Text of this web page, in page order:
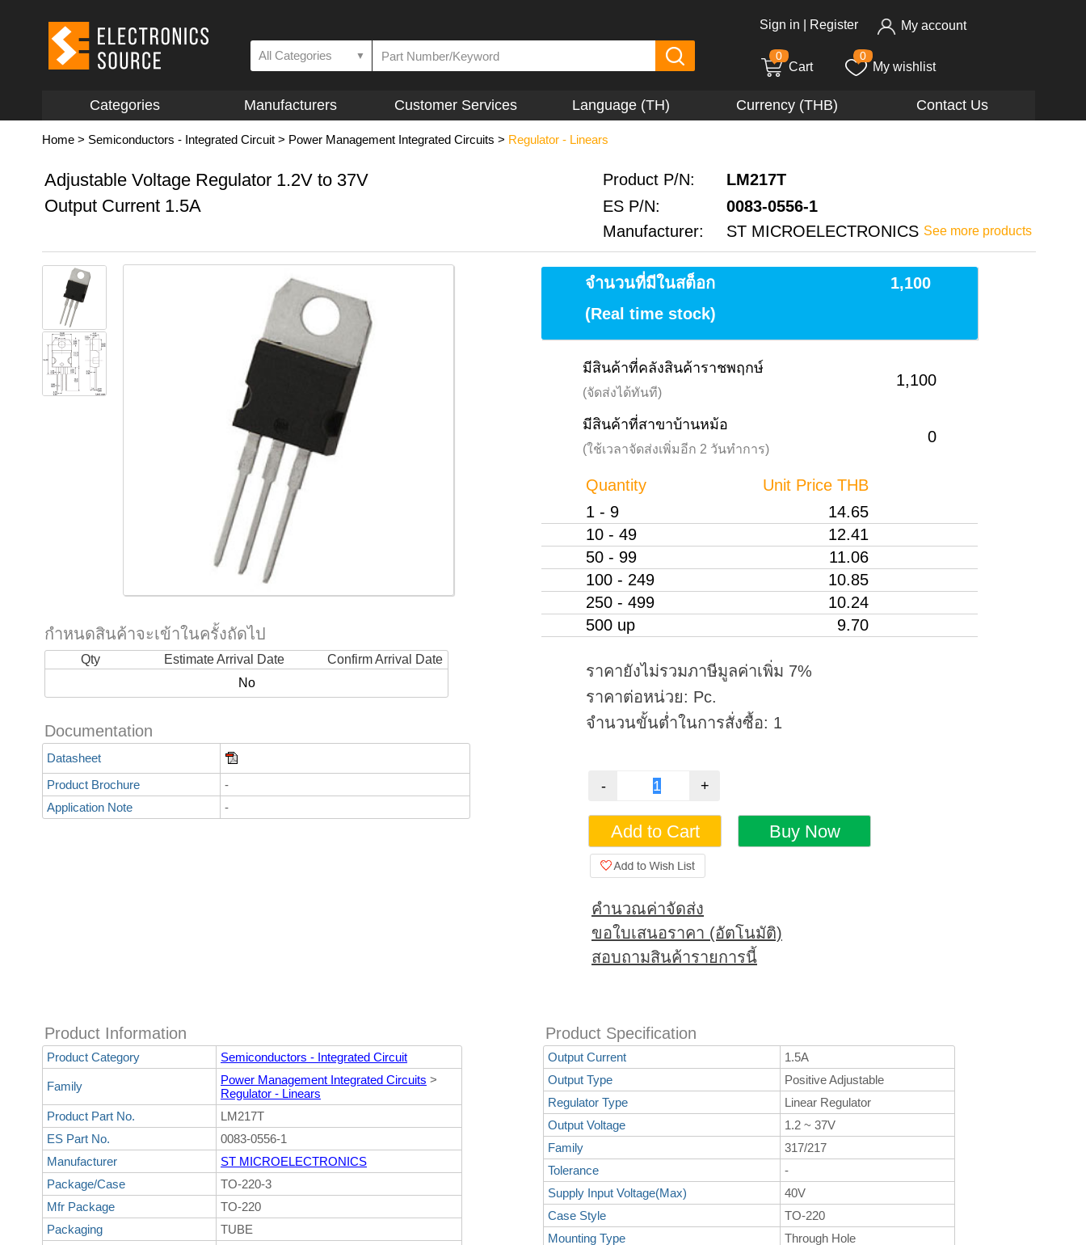
All Categories ▼
Sign in Register My account
0
Cart
0
My wishlist
Categories Manufacturers Customer Services Language (TH) Currency (THB) Contact Us
Home > Semiconductors - Integrated Circuit > Power Management Integrated Circuits > Regulator - Linears
Adjustable Voltage Regulator 1.2V to 37V Product P/N: LM217T
Output Current 1.5A ES P/N:
0083-0556-1
Manufacturer:
ST MICROELECTRONICS See more products
กำหนดสินค้าจะเข้าในครั้งถัดไป
Qty Estimate Arrival Date
Confirm Arrival Date
No
Documentation
Datasheet
Product Brochure
-
Application Note
-
จำนวนที่มีในสต็อก
1,100
(Real time stock)
มีสินค้าที่คลังสินค้าราชพฤกษ์
(จัดส่งได้ทันที)
1,100
มีสินค้าที่สาขาบ้านหม้อ
(ใช้เวลาจัดส่งเพิ่มอีก 2 วันทำการ)
0
Quantity
Unit Price THB
1 - 9
14.65
10 - 49
12.41
50 - 99
11.06
100 - 249
10.85
250 - 499
10.24
500 up
9.70
ราคายังไม่รวมภาษีมูลค่าเพิ่ม 7%
ราคาต่อหน่วย: Pc.
จำนวนขั้นต่ำในการสั่งซื้อ: 1
คำนวณค่าจัดส่ง
ขอใบเสนอราคา (อัตโนมัติ)
สอบถามสินค้ารายการนี้
Product Information
Product Category Semiconductors - Integrated Circuit
Family Power Management Integrated Circuits >
Regulator - Linears
Product Part No.
LM217T
ES Part No.
0083-0556-1
Manufacturer
ST MICROELECTRONICS
Package/Case
TO-220-3
Mfr Package
TO-220
Packaging
TUBE
Product Specification
Output Current
1.5A
Output Type
Positive Adjustable
Regulator Type
Linear Regulator
Output Voltage
1.2 ~ 37V
Family
317/217
Tolerance
-
Supply Input Voltage(Max)
40V
Case Style
TO-220
Mounting Type
Through Hole